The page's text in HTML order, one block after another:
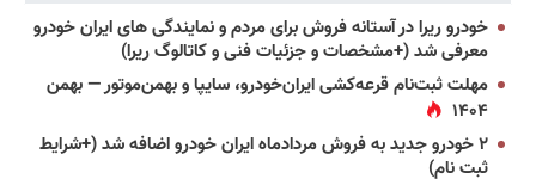
خودرو ریرا در آستانه فروش برای مردم و نمایندگی های ایران خودرو
معرفی شد (+مشخصات و جزئیات فنی و کاتالوگ ریرا)
مهلت ثبت‌نام قرعه‌کشی ایران‌خودرو، سایپا و بهمن‌موتور — بهمن
۱۴۰۴
۲ خودرو جدید به فروش مردادماه ایران خودرو اضافه شد (+شرایط
ثبت نام)